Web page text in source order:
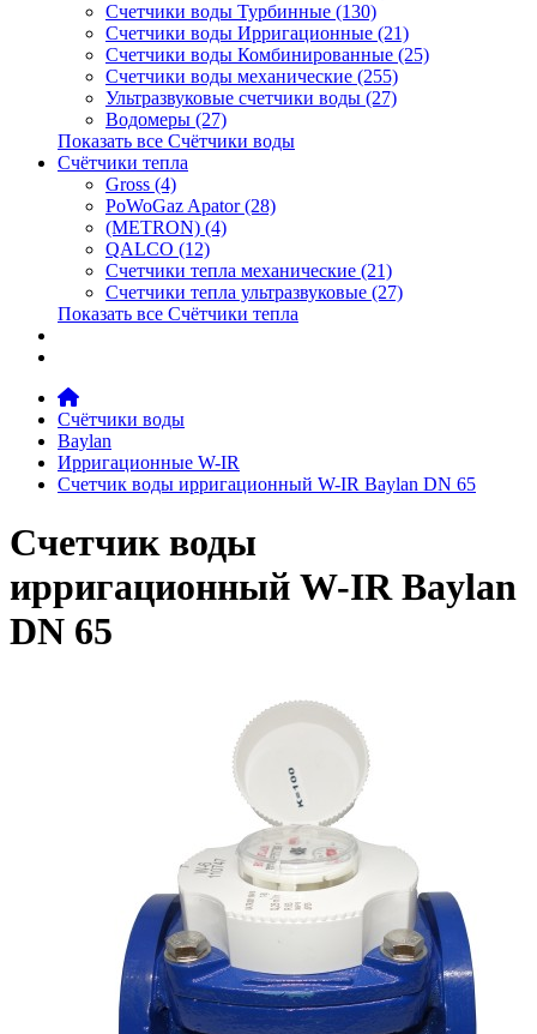
Счетчики воды Турбинные (130)
Счетчики воды Ирригационные (21)
Счетчики воды Комбинированные (25)
Счетчики воды механические (255)
Ультразвуковые счетчики воды (27)
Водомеры (27)
Показать все Счётчики воды
Счётчики тепла
Gross (4)
PoWoGaz Apator (28)
(METRON) (4)
QALCO (12)
Счетчики тепла механические (21)
Счетчики тепла ультразвуковые (27)
Показать все Счётчики тепла
Счётчики воды
Baylan
Ирригационные W-IR
Счетчик воды ирригационный W-IR Baylan DN 65
Счетчик воды
ирригационный W-IR Baylan
DN 65